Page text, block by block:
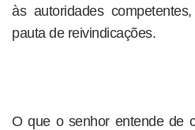
às autoridades
pauta de reivindicações.
O que o senhor entende de